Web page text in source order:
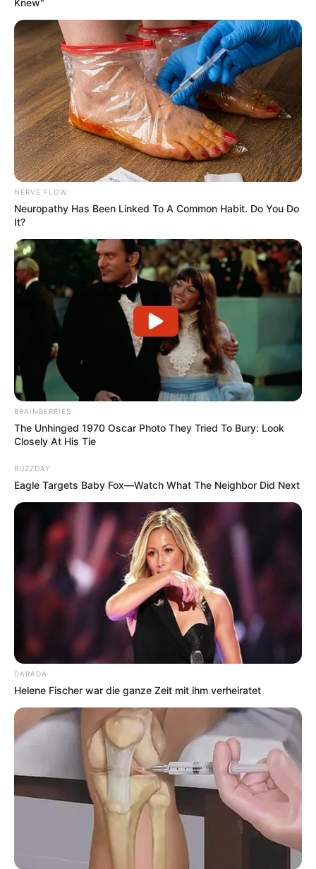
Knew"
NERVE FLOW
Neuropathy Has Been Linked To A Common Habit. Do You Do
It?
BRAINBERRIES
The Unhinged 1970 Oscar Photo They Tried To Bury: Look
Closely At His Tie
BUZZDAY
Eagle Targets Baby Fox—Watch What The Neighbor Did Next
DARADA
Helene Fischer war die ganze Zeit mit ihm verheiratet